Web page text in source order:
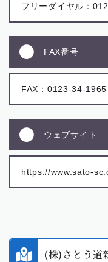
(株)さとう道
フリーダイヤル：
FAX番号
FAX：0123-34-1965
ウェブサイト
https://www.sato-